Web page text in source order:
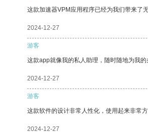
这款加速器VPM应用程序已经为我们带来了
2024-12-27
游客
这款app就像我的私人助理，随时随地为我的
2024-12-27
游客
这款软件的设计非常人性化，使用起来非常方
2024-12-27